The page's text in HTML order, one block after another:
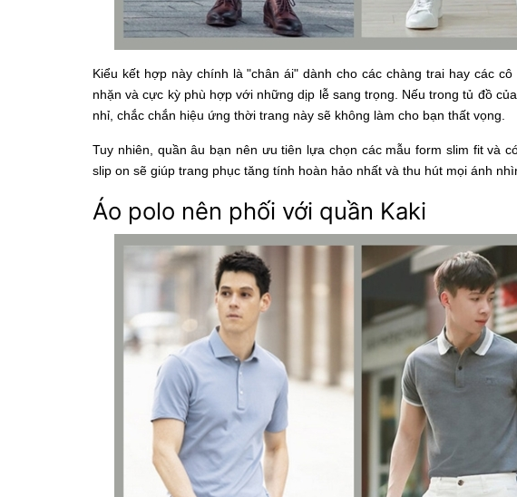
Kiểu kết hợp này chính là "chân ái" dành cho các chàng trai hay các
nhặn và cực kỳ phù hợp với những dịp lễ sang trọng. Nếu trong tủ đồ
nhỉ, chắc chắn hiệu ứng thời trang này sẽ không làm cho bạn thất vọng.
Tuy nhiên, quần âu bạn nên ưu tiên lựa chọn các mẫu form slim fit và
slip on sẽ giúp trang phục tăng tính hoàn hảo nhất và thu hút mọi ánh
Áo polo nên phối với quần Kaki